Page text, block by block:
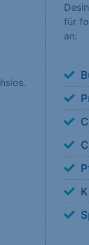
für
an:
Besucher unsere
wie unsere
Sie tun
von externen